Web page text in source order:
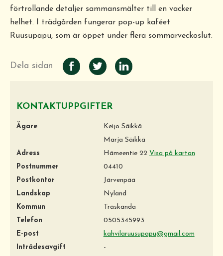
förtrollande detaljer sammansmälter till en vacker
helhet. I trädgården fungerar pop-up kaféet
Ruusupapu, som är öppet under flera sommarveckoslut.
Dela sidan
KONTAKTUPPGIFTER
Ägare
Keijo Säikkä
Marja Säikkä
Adress
Hämeentie 22 Visa på kartan
Postnummer
04410
Postkontor
Järvenpää
Landskap
Nyland
Kommun
Träskända
Telefon
0505345993
E-post
kahvilaruusupapu@gmail.com
Inträdesavgift
-